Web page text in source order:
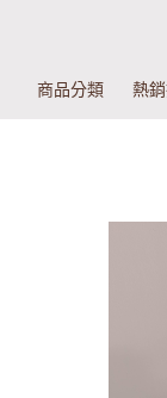
商品分類 熱